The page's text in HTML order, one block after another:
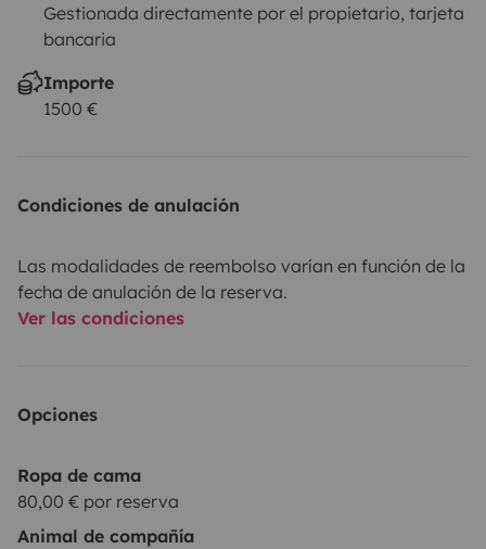
Gestionada directamente por el propietario, tarjeta
bancaria
Importe
1500 €
Condiciones de anulación
Las modalidades de reembolso varían en función de la
fecha de anulación de la reserva.
Ver las condiciones
Opciones
Ropa de cama
80,00 € por reserva
Animal de compañía